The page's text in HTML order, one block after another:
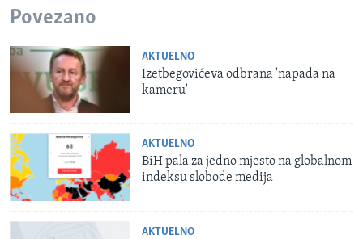
Povezano
AKTUELNO
Izetbegovićeva odbrana 'napada na
kameru'
AKTUELNO
BiH pala za jedno mjesto na globalnom
indeksu slobode medija
AKTUELNO